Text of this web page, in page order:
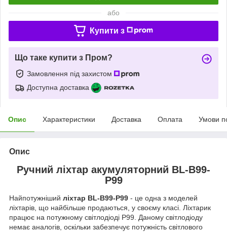
або
Купити з
Що таке купити з Пром?
Замовлення під захистом
Доступна доставка
Опис Характеристики Доставка Оплата Умови
Опис
Ручний ліхтар акумуляторний BL-B99-
P99
Найпотужніший ліхтар BL-B99-P99 - це одна з моделей
ліхтарів, що найбільше продаються, у своєму класі. Ліхтарик
працює на потужному світлодіоді P99. Даному світлодіоду
немає аналогів, оскільки забезпечує потужність світлового